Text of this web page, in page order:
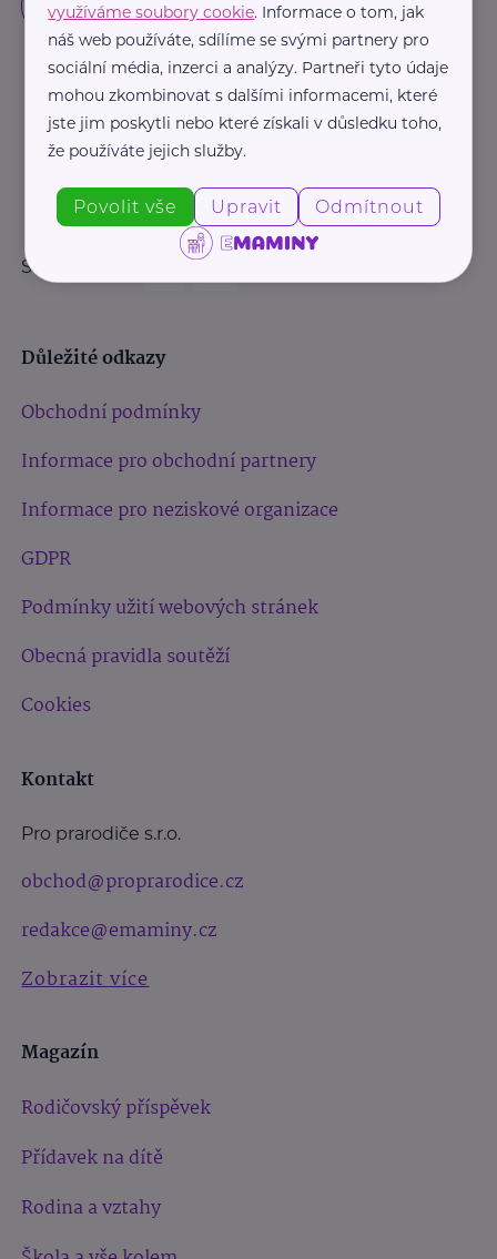
Sledujte nás:
Důležité odkazy
Obchodní podmínky
Informace pro obchodní partnery
Informace pro neziskové organizace
GDPR
Podmínky užití webových stránek
Obecná pravidla soutěží
Cookies
Kontakt
Pro prarodiče s.r.o.
obchod@proprarodice.cz
redakce@emaminy.cz
Zobrazit více
Magazín
Rodičovský příspěvek
Přídavek na dítě
Rodina a vztahy
využíváme soubory cookie. Informace o tom, jak
náš web používáte, sdílíme se svými partnery pro
sociální média, inzerci a analýzy. Partneři tyto údaje
mohou zkombinovat s dalšími informacemi, které
jste jim poskytli nebo které získali v důsledku toho,
že používáte jejich služby.
Povolit vše Upravit Odmítnout